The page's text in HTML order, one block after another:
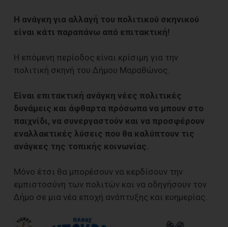
Η ανάγκη για αλλαγή του πολιτικού σκηνικού
είναι κάτι παραπάνω από επιτακτική!
Η επόμενη περίοδος είναι κρίσιμη για την
πολιτική σκηνή του Δήμου Μαραθώνος.
Είναι επιτακτική ανάγκη νέες πολιτικές
δυνάμεις και άφθαρτα πρόσωπα να μπουν στο
παιχνίδι, να συνεργαστούν και να προσφέρουν
εναλλακτικές λύσεις που θα καλύπτουν τις
ανάγκες της τοπικής κοινωνίας.
Μόνο έτσι θα μπορέσουν να κερδίσουν την
εμπιστοσύνη των πολιτών και να οδηγήσουν τον
Δήμο σε μια νέα εποχή ανάπτυξης και ευημερίας.